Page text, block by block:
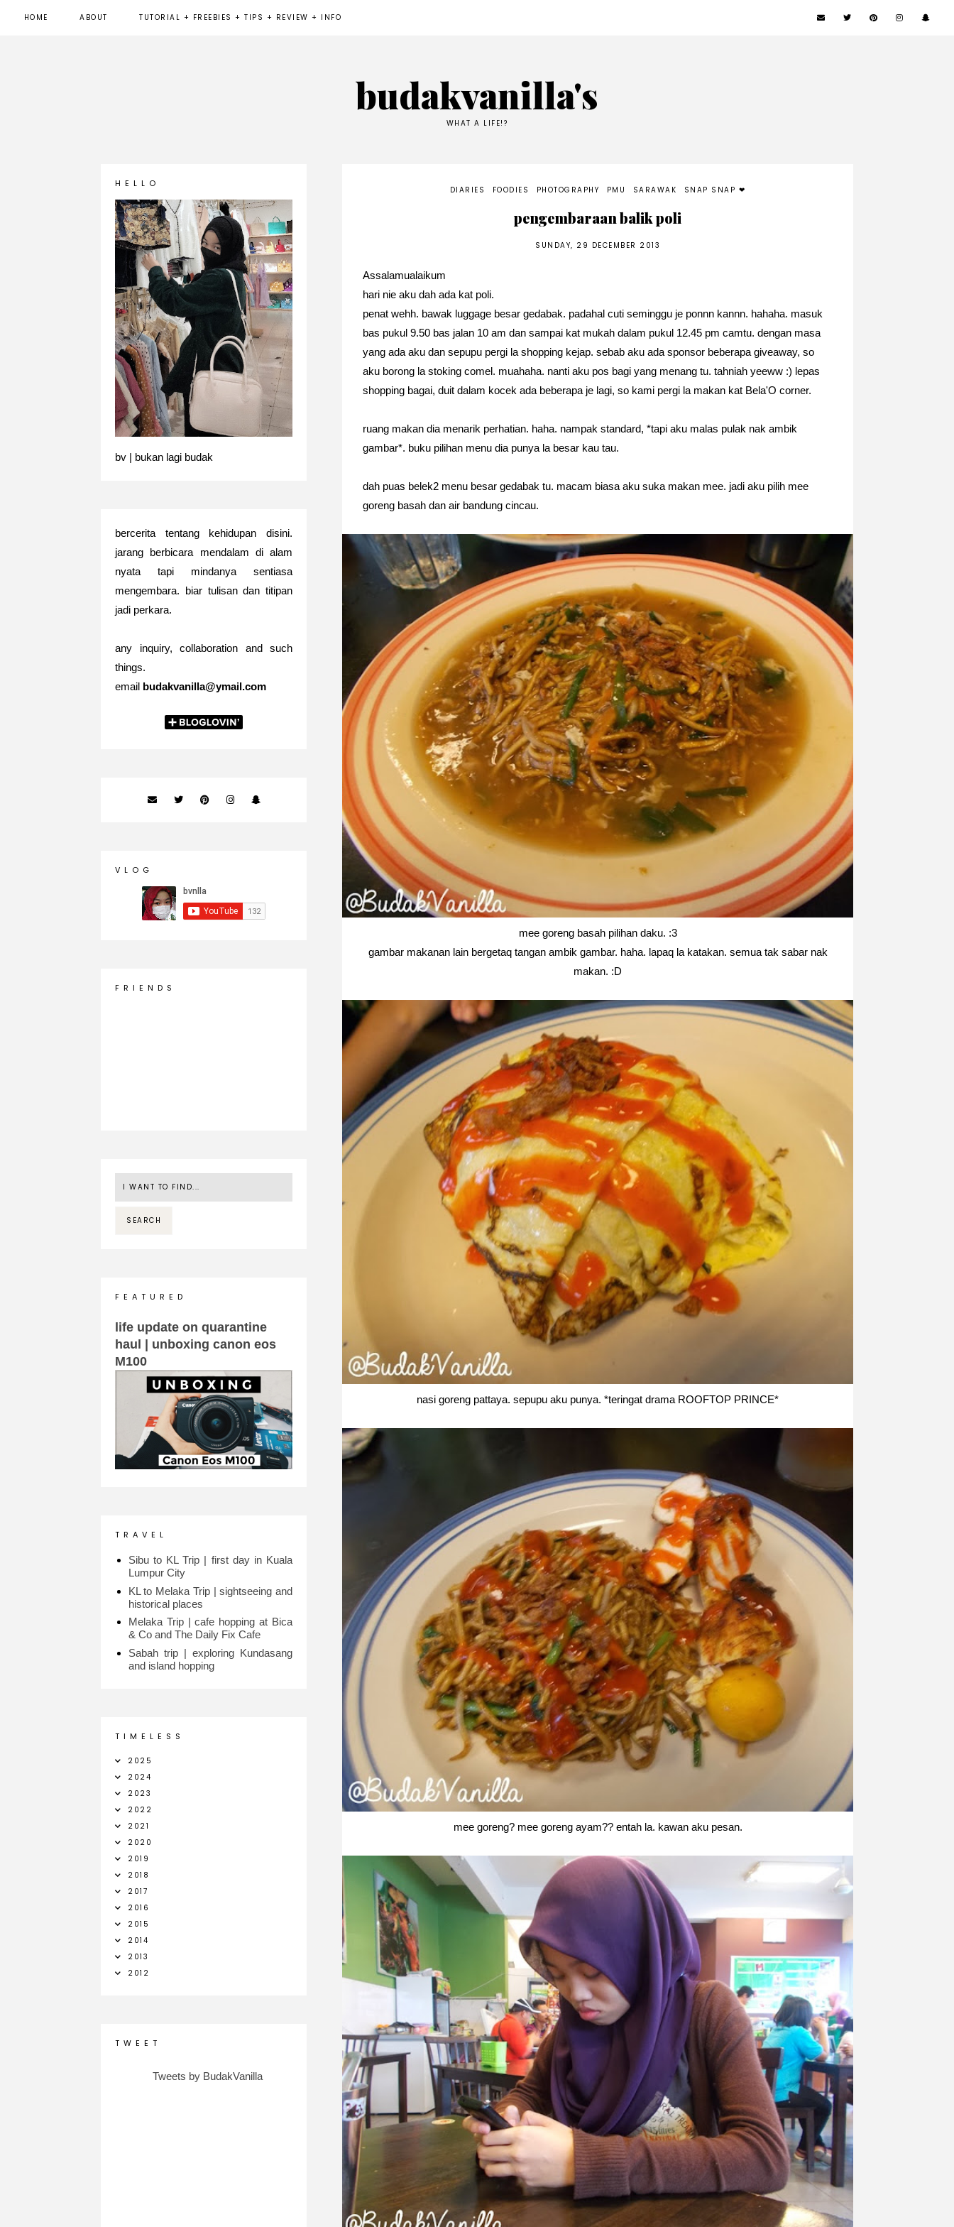
HOME ABOUT TUTORIAL + FREEBIES + TIPS + REVIEW + INFO
budakvanilla's
WHAT A LIFE!?
DIARIES FOODIES PHOTOGRAPHY PMU SARAWAK SNAP SNAP ❤
pengembaraan balik poli
SUNDAY, 29 DECEMBER 2013
Assalamualaikum
hari nie aku dah ada kat poli.
penat wehh. bawak luggage besar gedabak. padahal cuti seminggu je ponnn kannn. hahaha. masuk
bas pukul 9.50 bas jalan 10 am dan sampai kat mukah dalam pukul 12.45 pm camtu. dengan masa
yang ada aku dan sepupu pergi la shopping kejap. sebab aku ada sponsor beberapa giveaway, so
aku borong la stoking comel. muahaha. nanti aku pos bagi yang menang tu. tahniah yeeww :) lepas
shopping bagai, duit dalam kocek ada beberapa je lagi, so kami pergi la makan kat Bela'O corner.
ruang makan dia menarik perhatian. haha. nampak standard, *tapi aku malas pulak nak ambik
gambar*. buku pilihan menu dia punya la besar kau tau.
dah puas belek2 menu besar gedabak tu. macam biasa aku suka makan mee. jadi aku pilih mee
goreng basah dan air bandung cincau.
mee goreng basah pilihan daku. :3
gambar makanan lain bergetaq tangan ambik gambar. haha. lapaq la katakan. semua tak sabar nak
makan. :D
nasi goreng pattaya. sepupu aku punya. *teringat drama ROOFTOP PRINCE*
mee goreng? mee goreng ayam?? entah la. kawan aku pesan.
H E L L O
bv | bukan lagi budak
bercerita tentang kehidupan disini.
jarang berbicara mendalam di alam
nyata tapi mindanya sentiasa
mengembara. biar tulisan dan titipan
jadi perkara.
any inquiry, collaboration and such
things.
email budakvanilla@ymail.com
V L O G
F R I E N D S
F E A T U R E D
life update on quarantine
haul | unboxing canon eos
M100
T R A V E L
Sibu to KL Trip | first day in Kuala
Lumpur City
KL to Melaka Trip | sightseeing and
historical places
Melaka Trip | cafe hopping at Bica
& Co and The Daily Fix Cafe
Sabah trip | exploring Kundasang
and island hopping
T I M E L E S S
2025
2024
2023
2022
2021
2020
2019
2018
2017
2016
2015
2014
2013
2012
T W E E T
Tweets by BudakVanilla